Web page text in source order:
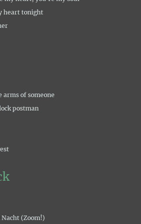
heart tonight
arms of someone
postman
Nacht (Zoom!)